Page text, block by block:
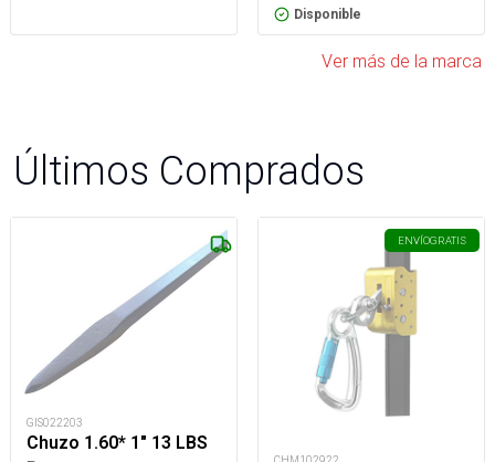
Disponible
Ver más de la marca
Últimos Comprados
GIS022203
Chuzo 1.60* 1" 13 LBS
ENVÍOGRATIS